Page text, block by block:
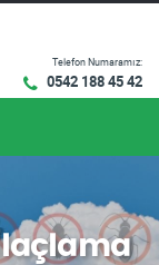
Telefon Numaramız:
0542 188 45 42